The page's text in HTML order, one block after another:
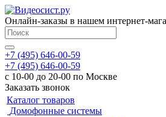
Онлайн-заказы в нашем интернет-
+7 (495) 646-00-59
+7 (495) 646-00-59
с 10-00 до 20-00 по Москве
Заказать звонок
Каталог товаров
Домофонные системы